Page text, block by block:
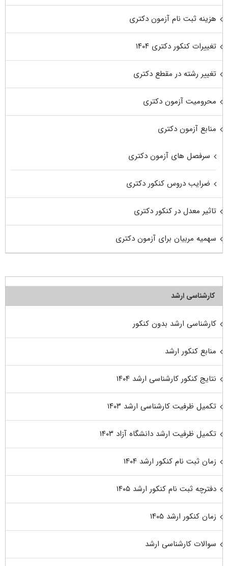
هزینه ثبت نام آزمون دکتری
تغییرات کنکور دکتری ۱۴۰۴
تغییر رشته در مقطع دکتری
محرومیت آزمون دکتری
منابع آزمون دکتری
سرفصل های آزمون دکتری
ضرایب دروس کنکور دکتری
تاثیر معدل در کنکور دکتری
سهمیه مربیان برای آزمون دکتری
کارشناسی ارشد
کارشناسی ارشد بدون کنکور
منابع کنکور ارشد
نتایج کنکور کارشناسی ارشد ۱۴۰۴
تکمیل ظرفیت کارشناسی ارشد ۱۴۰۳
تکمیل ظرفیت ارشد دانشگاه آزاد ۱۴۰۳
زمان ثبت نام کنکور ارشد ۱۴۰۴
دفترچه ثبت نام کنکور ارشد ۱۴۰۵
زمان کنکور ارشد ۱۴۰۵
سوالات کارشناسی ارشد